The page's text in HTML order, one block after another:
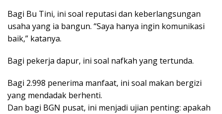
Bagi Bu Tini, ini soal reputasi dan keberlangsungan
usaha yang ia bangun. “Saya hanya ingin komunikasi
baik,” katanya.
Bagi pekerja dapur, ini soal nafkah yang tertunda.
Bagi 2.998 penerima manfaat, ini soal makan bergizi
yang mendadak berhenti.
Dan bagi BGN pusat, ini menjadi ujian penting: apakah